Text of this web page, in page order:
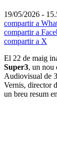
19/05/2026 -
compartir a
compartir a
compartir a X
El 22 de maig
Super3, un nou
Audiovisual de
Vernis, director
un breu resum